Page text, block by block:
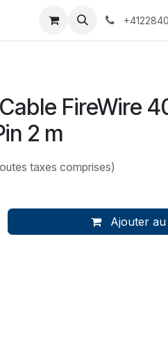
Services
FireWire
2 m
taxes comprises)
Ajouter